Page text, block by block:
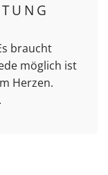
braucht
möglich ist
Herzen.